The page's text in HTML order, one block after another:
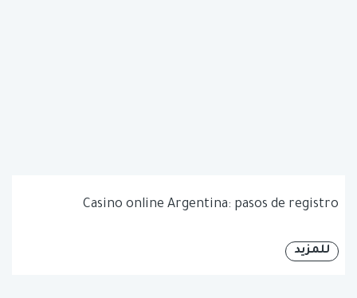
Casino online Argentina: pasos de registro
للمزيد